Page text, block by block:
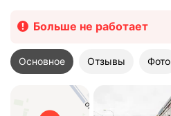
Больше не работает
Основное Отзывы Фото